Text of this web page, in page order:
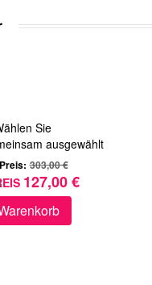
Sie
ausgewählt
303,00 €
127,00 €